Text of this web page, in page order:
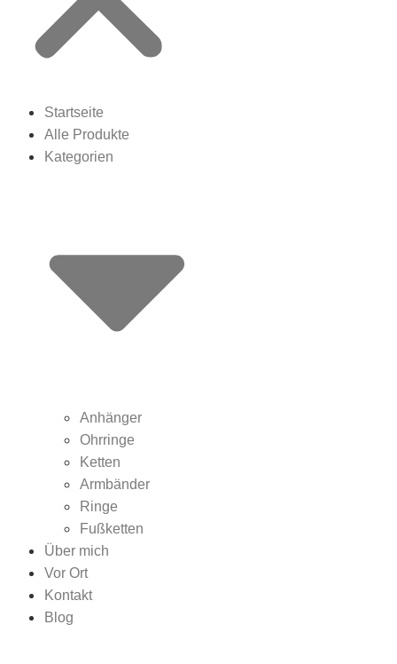
Startseite
Alle Produkte
Kategorien
Anhänger
Ohrringe
Ketten
Armbänder
Ringe
Fußketten
Über mich
Vor Ort
Kontakt
Blog